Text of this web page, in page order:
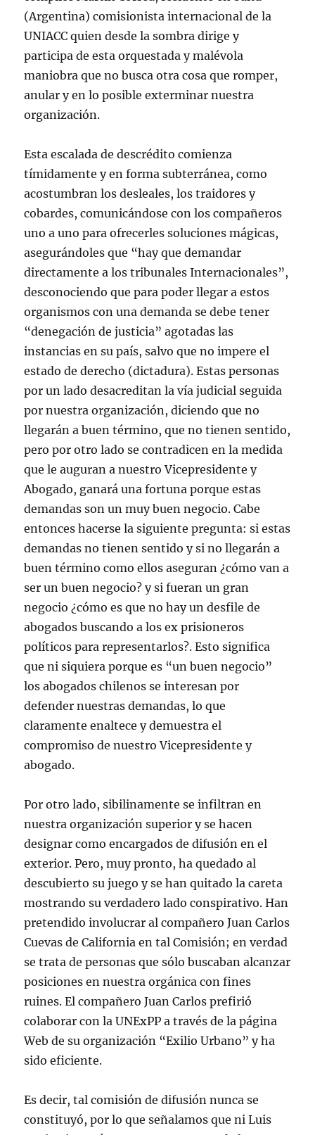
(Argentina) comisionista internacional de la
UNIACC quien desde la sombra dirige y
participa de esta orquestada y malévola
maniobra que no busca otra cosa que romper,
anular y en lo posible exterminar nuestra
organización.
Esta escalada de descrédito comienza
tímidamente y en forma subterránea, como
acostumbran los desleales, los traidores y
cobardes, comunicándose con los compañeros
uno a uno para ofrecerles soluciones mágicas,
asegurándoles que “hay que demandar
directamente a los tribunales Internacionales”,
desconociendo que para poder llegar a estos
organismos con una demanda se debe tener
“denegación de justicia” agotadas las
instancias en su país, salvo que no impere el
estado de derecho (dictadura). Estas personas
por un lado desacreditan la vía judicial seguida
por nuestra organización, diciendo que no
llegarán a buen término, que no tienen sentido,
pero por otro lado se contradicen en la medida
que le auguran a nuestro Vicepresidente y
Abogado, ganará una fortuna porque estas
demandas son un muy buen negocio. Cabe
entonces hacerse la siguiente pregunta: si estas
demandas no tienen sentido y si no llegarán a
buen término como ellos aseguran ¿cómo van a
ser un buen negocio? y si fueran un gran
negocio ¿cómo es que no hay un desfile de
abogados buscando a los ex prisioneros
políticos para representarlos?. Esto significa
que ni siquiera porque es “un buen negocio”
los abogados chilenos se interesan por
defender nuestras demandas, lo que
claramente enaltece y demuestra el
compromiso de nuestro Vicepresidente y
abogado.
Por otro lado, sibilinamente se infiltran en
nuestra organización superior y se hacen
designar como encargados de difusión en el
exterior. Pero, muy pronto, ha quedado al
descubierto su juego y se han quitado la careta
mostrando su verdadero lado conspirativo. Han
pretendido involucrar al compañero Juan Carlos
Cuevas de California en tal Comisión; en verdad
se trata de personas que sólo buscaban alcanzar
posiciones en nuestra orgánica con fines
ruines. El compañero Juan Carlos prefirió
colaborar con la UNExPP a través de la página
Web de su organización “Exilio Urbano” y ha
sido eficiente.
Es decir, tal comisión de difusión nunca se
constituyó, por lo que señalamos que ni Luis